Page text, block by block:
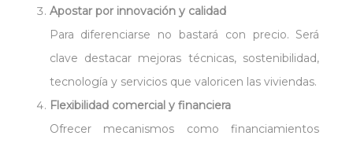
Apostar por innovación y calidad
Para diferenciarse no bastará con precio. Será
clave destacar mejoras técnicas, sostenibilidad,
tecnología y servicios que valoricen las viviendas.
Flexibilidad comercial y financiera
Ofrecer mecanismos como financiamientos